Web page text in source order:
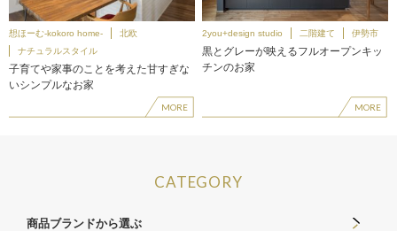
想ほーむ-kokoro home-
北欧
ナチュラルスタイル
子育てや家事のことを考えた甘すぎな
いシンプルなお家
MORE
2you+design studio 二階建て 伊勢市
黒とグレーが映えるフルオープンキッ
チンのお家
MORE
CATEGORY
商品ブランドから選ぶ